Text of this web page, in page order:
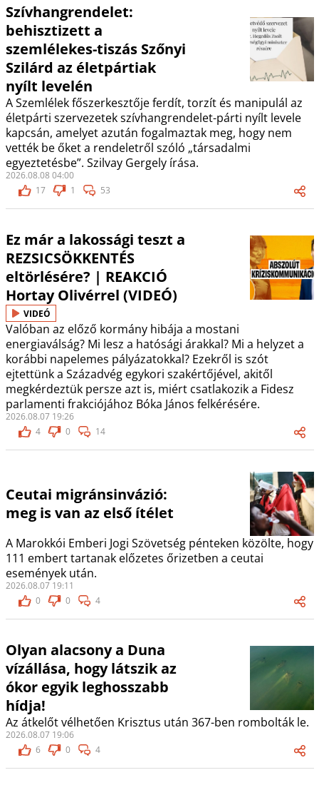
Szívhangrendelet:
behisztizett a
szemlélekes-tiszás Szőnyi
Szilárd az életpártiak
nyílt levelén
A Szemlélek főszerkesztője ferdít, torzít és manipulál az
életpárti szervezetek szívhangrendelet-párti nyílt levele
kapcsán, amelyet azután fogalmaztak meg, hogy nem
vették be őket a rendeletről szóló „társadalmi
egyeztetésbe”. Szilvay Gergely írása.
2026.08.08 04:00
17
1 53
Ez már a lakossági teszt a
REZSICSÖKKENTÉS
eltörlésére? | REAKCIÓ
Hortay Olivérrel (VIDEÓ)
VIDEÓ
Valóban az előző kormány hibája a mostani
energiaválság? Mi lesz a hatósági árakkal? Mi a helyzet a
korábbi napelemes pályázatokkal? Ezekről is szót
ejtettünk a Századvég egykori szakértőjével, akitől
megkérdeztük persze azt is, miért csatlakozik a Fidesz
parlamenti frakciójához Bóka János felkérésére.
2026.08.07 19:26
4
0 14
Ceutai migránsinvázió:
meg is van az első ítélet
A Marokkói Emberi Jogi Szövetség pénteken közölte, hogy
111 embert tartanak előzetes őrizetben a ceutai
események után.
2026.08.07 19:11
0
0 4
Olyan alacsony a Duna
vízállása, hogy látszik az
ókor egyik leghosszabb
hídja!
Az átkelőt vélhetően Krisztus után 367-ben rombolták le.
2026.08.07 19:06
6
0 4